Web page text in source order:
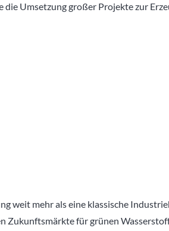
Umsetzung großer Projekte zur
weit mehr als eine klassische
Zukunftsmärkte für grünen